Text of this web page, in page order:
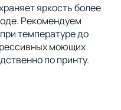
яркость более
Рекомендуем
температуре до
моющих
по принту.